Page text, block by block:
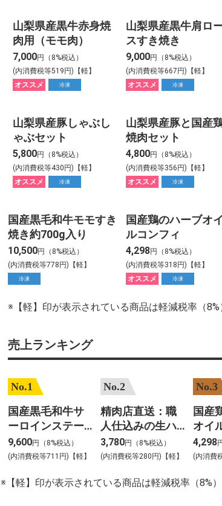
山梨県産黒牛赤身焼
肉用（モモ肉）
7,000円（8%税込）
(内消費税等519円)【軽】
オススメ
冷凍
山梨県産黒牛肩ロ
スすき焼き
9,000円（8%税込）
(内消費税等667円)【軽】
オススメ
冷凍
山梨県産豚しゃぶし
ゃぶセット
5,800円（8%税込）
(内消費税等430円)【軽】
オススメ
冷凍
山梨県産豚と国産
焼肉セット
4,800円（8%税込）
(内消費税等356円)【軽】
オススメ
冷凍
国産黒毛和牛モモすき
焼き約700g入り
10,500円（8%税込）
(内消費税等778円)【軽】
冷凍
国産鶏のハーブオイ
ルコンフィ
4,298円（8%税込）
(内消費税等318円)【軽】
オススメ
冷凍
※【軽】印が表示されている商品は軽減税率（8%
売上ランキング
No.1
国産黒毛和牛サ
ーロインステー
キ 約200gカット
2枚入
9,600円（8%税込）
(内消費税等711円)【軽】
No.2
精肉店直送：職
人仕込みの生ハ
ンバーグ
3,780円（8%税込）
(内消費税等280円)【軽】
No.3
国産
オイ
4,298
(内消費
※【軽】印が表示されている商品は軽減税率（8%